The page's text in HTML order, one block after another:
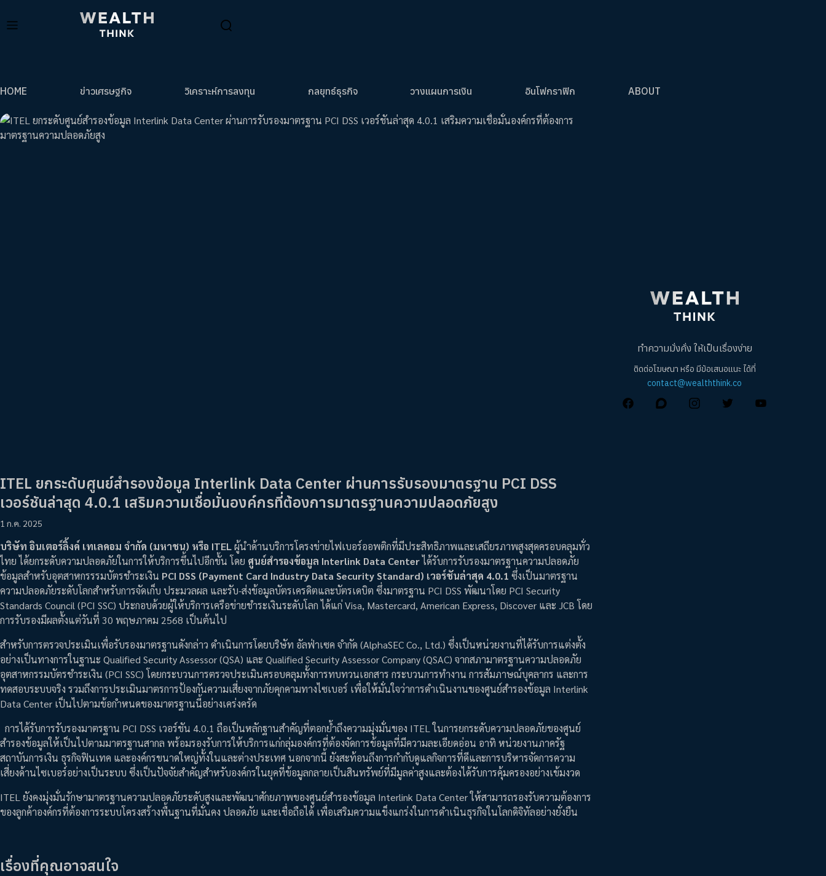
HOME ข่าวเศรษฐกิจ วิเคราะห์การลงทุน กลยุทธ์ธุรกิจ วางแผนการเงิน อินโฟกราฟิก ABOUT
ITEL ยกระดับศูนย์สำรองข้อมูล Interlink Data Center ผ่านการรับรองมาตรฐาน PCI DSS
เวอร์ชันล่าสุด 4.0.1 เสริมความเชื่อมั่นองค์กรที่ต้องการมาตรฐานความปลอดภัยสูง
1 ก.ค. 2025
บริษัท อินเตอร์ลิ้งค์ เทเลคอม จำกัด (มหาชน) หรือ ITELผู้นำด้านบริการโครงข่ายไฟเบอร์ออพติกที่มีประสิทธิภาพและเสถียรภาพสูงสุดครอบคลุมทั่ว
ไทย ได้ยกระดับความปลอดภัยในการให้บริการขึ้นไปอีกขั้น โดย ศูนย์สำรองข้อมูล Interlink Data Centerได้รับการรับรองมาตรฐานความปลอดภัย
ข้อมูลสำหรับอุตสาหกรรรมบัตรชำระเงิน PCI DSS (Payment Card Industry Data Security Standard) เวอร์ชันล่าสุด 4.0.1 ซึ่งเป็นมาตรฐาน
ความปลอดภัยระดับโลกสำหรับการจัดเก็บ ประมวลผล และรับ-ส่งข้อมูลบัตรเครดิตและบัตรเดบิต ซึ่งมาตรฐาน PCI DSS พัฒนาโดย PCI Security
Standards Council (PCI SSC) ประกอบด้วยผู้ให้บริการเครือข่ายชำระเงินระดับโลก ได้แก่ Visa, Mastercard, American Express, Discover และ JCB โดย
การรับรองมีผลตั้งแต่วันที่ 30 พฤษภาคม 2568 เป็นต้นไป
สำหรับการตรวจประเมินเพื่อรับรองมาตรฐานดังกล่าว ดำเนินการโดยบริษัท อัลฟ่าเซค จำกัด (AlphaSEC Co., Ltd.) ซึ่งเป็นหน่วยงานที่ได้รับการแต่งตั้ง
อย่างเป็นทางการในฐานะ Qualified Security Assessor (QSA) และ Qualified Security Assessor Company (QSAC) จากสภามาตรฐานความปลอดภัย
อุตสาหกรรมบัตรชำระเงิน (PCI SSC) โดยกระบวนการตรวจประเมินครอบคลุมทั้งการทบทวนเอกสาร กระบวนการทำงาน การสัมภาษณ์บุคลากร และการ
ทดสอบระบบจริง รวมถึงการประเมินมาตรการป้องกันความเสี่ยงจากภัยคุกคามทางไซเบอร์ เพื่อให้มั่นใจว่าการดำเนินงานของศูนย์สำรองข้อมูล Interlink
Data Center เป็นไปตามข้อกำหนดของมาตรฐานนี้อย่างเคร่งครัด
การได้รับการรับรองมาตรฐาน PCI DSS เวอร์ชัน 4.0.1 ถือเป็นหลักฐานสำคัญที่ตอกย้ำถึงความมุ่งมั่นของ ITEL ในการยกระดับความปลอดภัยของศูนย์
สำรองข้อมูลให้เป็นไปตามมาตรฐานสากล พร้อมรองรับการให้บริการแก่กลุ่มองค์กรที่ต้องจัดการข้อมูลที่มีความละเอียดอ่อน อาทิ หน่วยงานภาครัฐ
สถาบันการเงิน ธุรกิจฟินเทค และองค์กรขนาดใหญ่ทั้งในและต่างประเทศ นอกจากนี้ ยังสะท้อนถึงการกำกับดูแลกิจการที่ดีและการบริหารจัดการความ
เสี่ยงด้านไซเบอร์อย่างเป็นระบบ ซึ่งเป็นปัจจัยสำคัญสำหรับองค์กรในยุคที่ข้อมูลกลายเป็นสินทรัพย์ที่มีมูลค่าสูงและต้องได้รับการคุ้มครองอย่างเข้มงวด
ITEL ยังคงมุ่งมั่นรักษามาตรฐานความปลอดภัยระดับสูงและพัฒนาศักยภาพของศูนย์สำรองข้อมูล Interlink Data Center ให้สามารถรองรับความต้องการ
ของลูกค้าองค์กรที่ต้องการระบบโครงสร้างพื้นฐานที่มั่นคง ปลอดภัย และเชื่อถือได้ เพื่อเสริมความแข็งแกร่งในการดำเนินธุรกิจในโลกดิจิทัลอย่างยั่งยืน
ทำความมั่งคั่ง ให้เป็นเรื่องง่าย
ติดต่อโฆษณา หรือ มีข้อเสนอแนะ ได้ที่
contact@wealththink.co
เรื่องที่คุณอาจสนใจ